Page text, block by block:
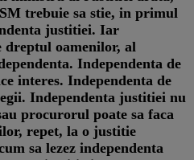
trebuie sa stie, in primul
justitiei. Iar
dreptul oamenilor, al
Independenta de
interes. Independenta de
Independenta justitiei nu
procurorul poate sa faca
repet, la o justitie
sa lezez independenta